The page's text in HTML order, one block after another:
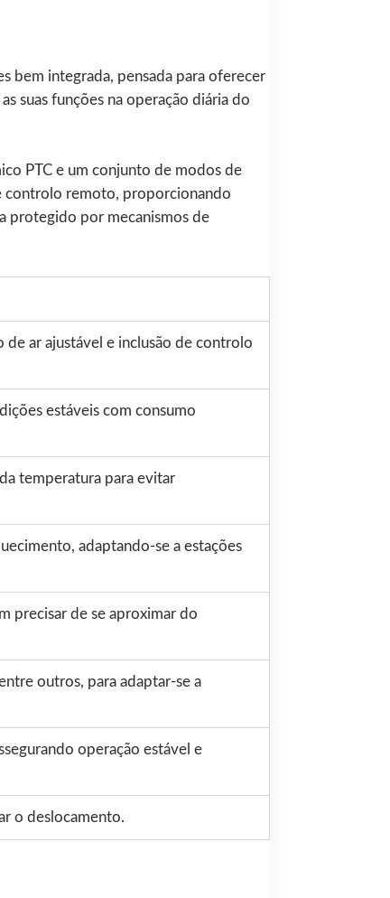
bem integrada, pensada para oferecer
suas funções na operação diária do
PTC e um conjunto de modos de
controlo remoto, proporcionando
protegido por mecanismos de
ar ajustável e inclusão de controlo
estáveis com consumo
temperatura para evitar
adaptando-se a estações
precisar de se aproximar do
outros, para adaptar-se a
operação estável e
o deslocamento.